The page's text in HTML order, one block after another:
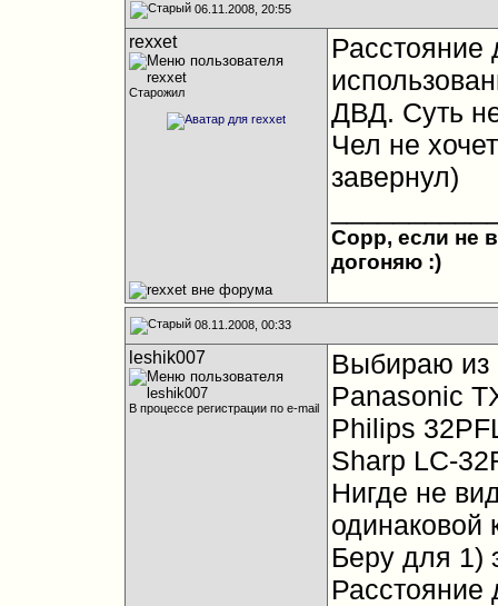
06.11.2008, 20:55
rexxet
Старожил
ДВД. Суть
Чел не
завернул)
Сорр, если не в
догоняю :)
08.11.2008, 00:33
leshik007
В процессе регистрации по e-mail
Выбираю из
Panasonic
Philips
Sharp LC-
Нигде не
одинаковой
Беру для 1)
Расстояние